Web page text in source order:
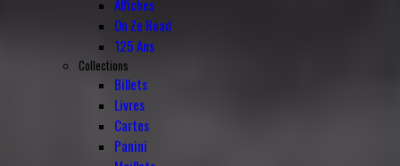
Affiches
On Ze Road
125 Ans
Collections
Billets
Livres
Cartes
Panini